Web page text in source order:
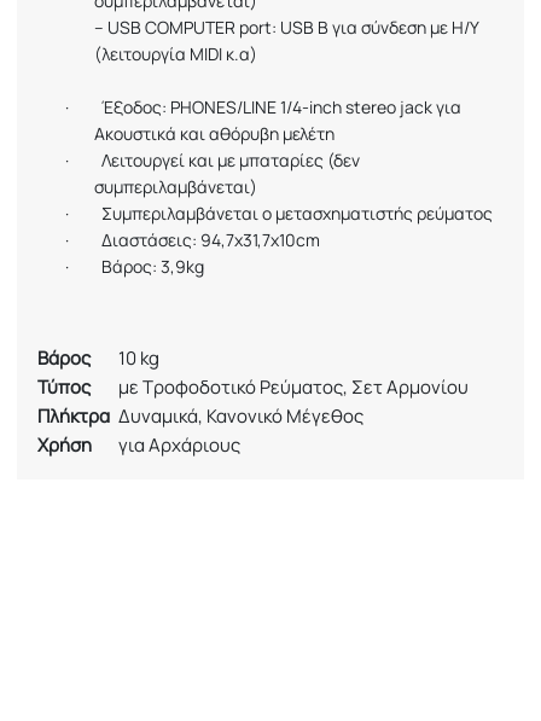
– USBCOMPUTER port: USB Bγια σύνδεση με Η/Υ
(λειτουργία MIDI κ.α)
· Έξοδος: PHONES/LINE1/4-inchstereo jackγια
Ακουστικά και αθόρυβη μελέτη
·
Λειτουργεί και με μπαταρίες (δεν
συμπεριλαμβάνεται)
·
Συμπεριλαμβάνεται ο μετασχηματιστής ρεύματος
·
Διαστάσεις: 94,7x31,7x10cm
·
Βάρος: 3,9kg
Βάρος
10 kg
Τύπος
με Τροφοδοτικό Ρεύματος, Σετ Αρμονίου
Πλήκτρα Δυναμικά, Κανονικό Μέγεθος
Χρήση
για Αρχάριους